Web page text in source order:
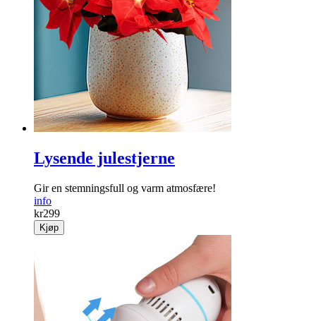
Lysende julestjerne
Gir en stemningsfull og varm atmosfære!
info
kr299
Kjøp